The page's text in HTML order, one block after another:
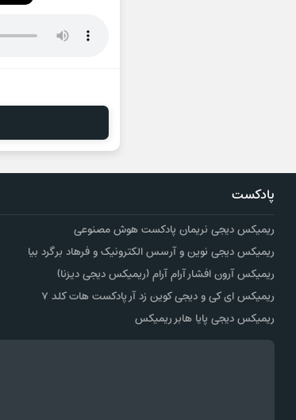
پادکست
ریمیکس دیجی نریمان پادکست هوش مصنوعی
ریمیکس دیجی نوین و آرسس الکترونیک و فرهاد برگرد بیا
ریمیکس آرون افشار آرام آرام (ریمیکس دیجی دیزنا)
ریمیکس ای کی و دیجی کوین زد آر پادکست هات کلد ۷
ریمیکس دیجی پایا هابر ریمیکس